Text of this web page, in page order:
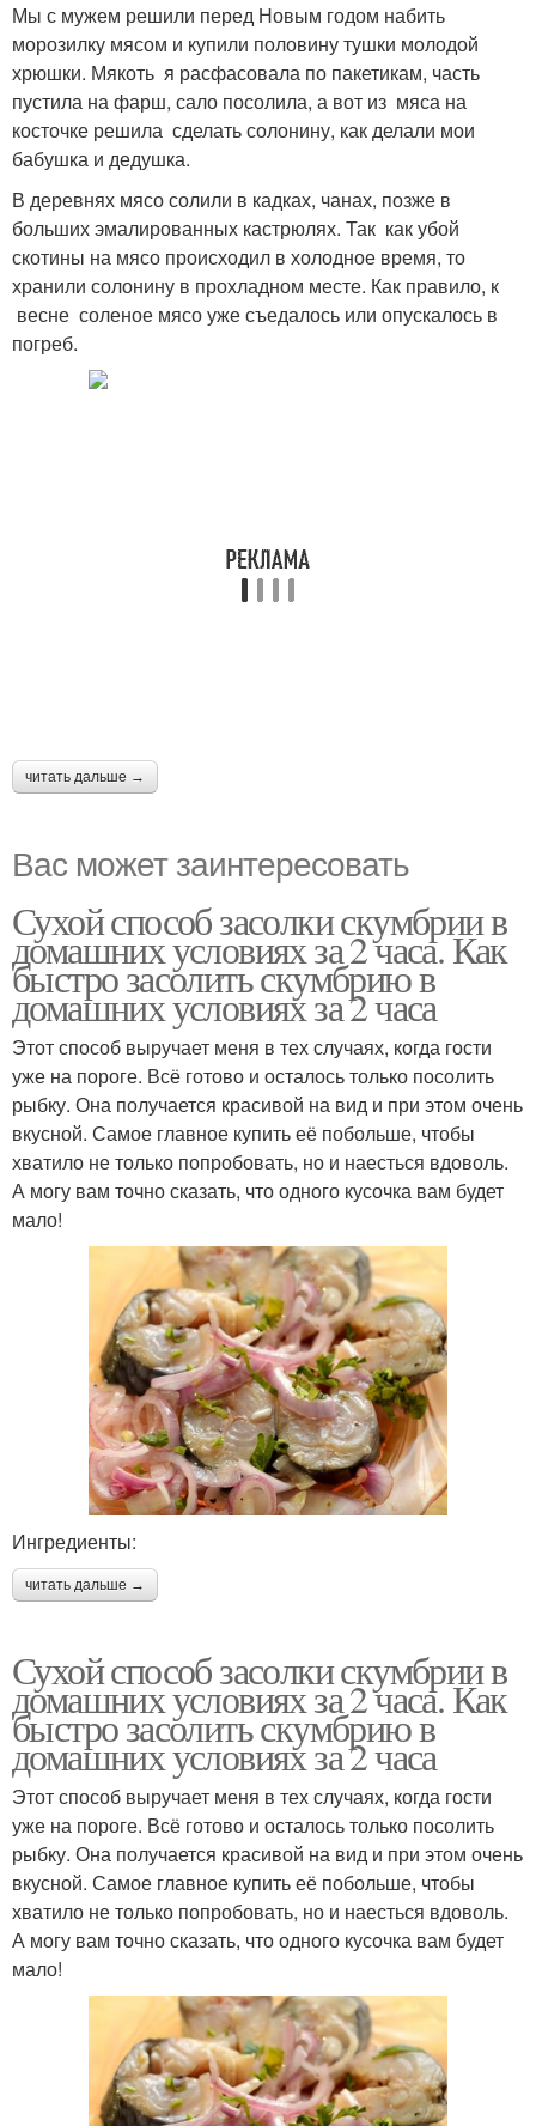
Мы с мужем решили перед Новым годом набить
морозилку мясом и купили половину тушки молодой
хрюшки. Мякоть я расфасовала по пакетикам, часть
пустила на фарш, сало посолила, а вот из мяса на
косточке решила сделать солонину, как делали мои
бабушка и дедушка.
В деревнях мясо солили в кадках, чанах, позже в
больших эмалированных кастрюлях. Так как убой
скотины на мясо происходил в холодное время, то
хранили солонину в прохладном месте. Как правило, к
весне соленое мясо уже съедалось или опускалось в
погреб.
читать дальше →
Вас может заинтересовать
Сухой способ засолки скумбрии в
домашних условиях за 2 часа. Как
быстро засолить скумбрию в
домашних условиях за 2 часа
Этот способ выручает меня в тех случаях, когда гости
уже на пороге. Всё готово и осталось только посолить
рыбку. Она получается красивой на вид и при этом очень
вкусной. Самое главное купить её побольше, чтобы
хватило не только попробовать, но и наесться вдоволь.
А могу вам точно сказать, что одного кусочка вам будет
мало!
Ингредиенты:
читать дальше →
Сухой способ засолки скумбрии в
домашних условиях за 2 часа. Как
быстро засолить скумбрию в
домашних условиях за 2 часа
Этот способ выручает меня в тех случаях, когда гости
уже на пороге. Всё готово и осталось только посолить
рыбку. Она получается красивой на вид и при этом очень
вкусной. Самое главное купить её побольше, чтобы
хватило не только попробовать, но и наесться вдоволь.
А могу вам точно сказать, что одного кусочка вам будет
мало!